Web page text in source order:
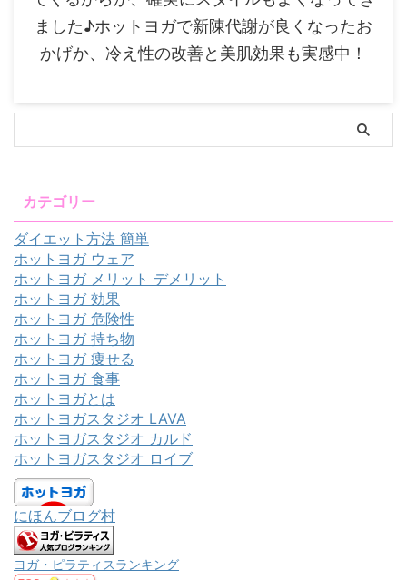
ました♪ホットヨガで新陳代謝が良くなったお
かげか、冷え性の改善と美肌効果も実感中！
カテゴリー
ダイエット方法 簡単
ホットヨガ ウェア
ホットヨガ メリット デメリット
ホットヨガ 効果
ホットヨガ 危険性
ホットヨガ 持ち物
ホットヨガ 痩せる
ホットヨガ 食事
ホットヨガとは
ホットヨガスタジオ LAVA
ホットヨガスタジオ カルド
ホットヨガスタジオ ロイブ
にほんブログ村
ヨガ・ピラティスランキング